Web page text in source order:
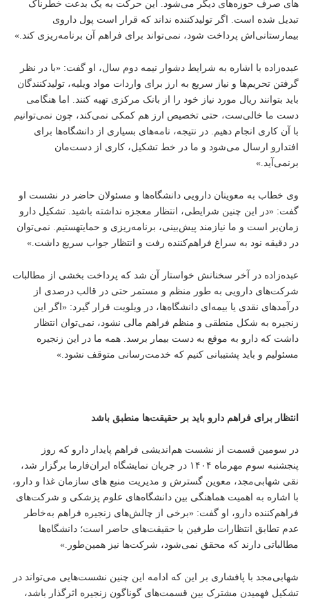
های صرف حوزه‌های دیگر می‌شود. این حرکت به یک بدعت خطرناک
تبدیل شده است. اگر تولیدکننده نداند که قرار است پول داروی
بیمارستانی‌اش پرداخت شود، نمی‌تواند برای فراهم آن برنامه‌ریزی کند.»
عبده‌زاده با اشاره به شرایط دشوار نیمه دوم سال، او گفت: «با در نظر
گرفتن تحریم‌ها و نیاز سریع به ارز برای واردات مواد ویلیه، تولیدکنندگان
باید بتوانند ریال مورد نیاز خود را از بانک مرکزی تهیه کنند. اما هنگامی
دست ما خالی‌ست، حتی تخصیص ارز هم کمکی نمی‌کند، چون نمی‌توانیم
با آن کاری انجام دهیم. در نتیجه، نامه‌های بسیاری از دانشگاه‌ها برای
افتدارو ارسال می‌شود و ما در خط تشکیل، کاری از دست‌مان
برنمی‌آید.»
وی خطاب به معوینان دارویی دانشگاه‌ها و مسئولان حاضر در نشست او
گفت: «در این چنین شرایطی، انتظار معجزه نداشته باشید. تشکیل دارو
زمان‌بر است و ما نیازمند پیش‌بینی، برنامه‌ریزی و حمایتهستیم. نمی‌توان
در دقیقه نود به سراغ فراهم‌کننده رفت و انتظار جواب سریع داشت.»
عبده‌زاده در آخر سخنانش خواستار آن شد که پرداخت بخشی از مطالبات
شرکت‌های دارویی به طور منظم و مستمر حتی در قالب درصدی از
درآمدهای نقدی یا بیمه‌ای دانشگاه‌ها، در ویلویت قرار گیرد: «اگر این
زنجیره به شکل منطقی و منظم فراهم مالی نشود، نمی‌توان انتظار
داشت که دارو به موقع به دست بیمار برسد. همه ما در این زنجیره
مسئولیم و باید پشتیبانی کنیم که خدمت‌رسانی متوقف نشود.»
انتظار برای فراهم دارو باید بر حقیقت‌ها منطبق باشد
در سومین قسمت از نشست هم‌اندیشی فراهم پایدار دارو که روز
پنجشنبه سوم مهرماه ۱۴۰۴ در جریان نمایشگاه ایران‌فارما برگزار شد،
نقی شهابی‌مجد، معوین گسترش و مدیریت منبع های سازمان غذا و دارو،
با اشاره به اهمیت هماهنگی بین دانشگاه‌های علوم پزشکی و شرکت‌های
فراهم‌کننده دارو، او گفت: «برخی از چالش‌های زنجیره فراهم به‌خاطر
عدم تطابق انتظارات طرفین با حقیقت‌های حاضر است؛ دانشگاه‌ها
مطالباتی دارند که محقق نمی‌شود، شرکت‌ها نیز همین‌طور.»
شهابی‌مجد با پافشاری بر این که ادامه این چنین نشست‌هایی می‌تواند در
تشکیل فهمیدن مشترک بین قسمت‌های گوناگون زنجیره اثرگذار باشد،